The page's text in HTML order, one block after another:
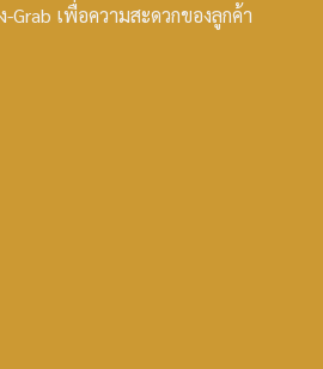
เพื่อความสะดวกของลูกค้า